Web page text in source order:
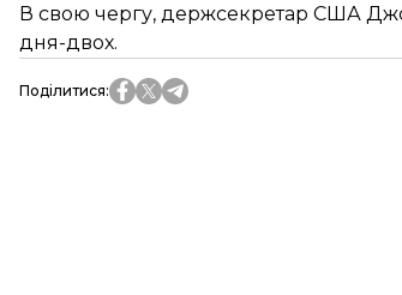
В свою чергу, держсекретар США
дня-двох.
Поділитися: